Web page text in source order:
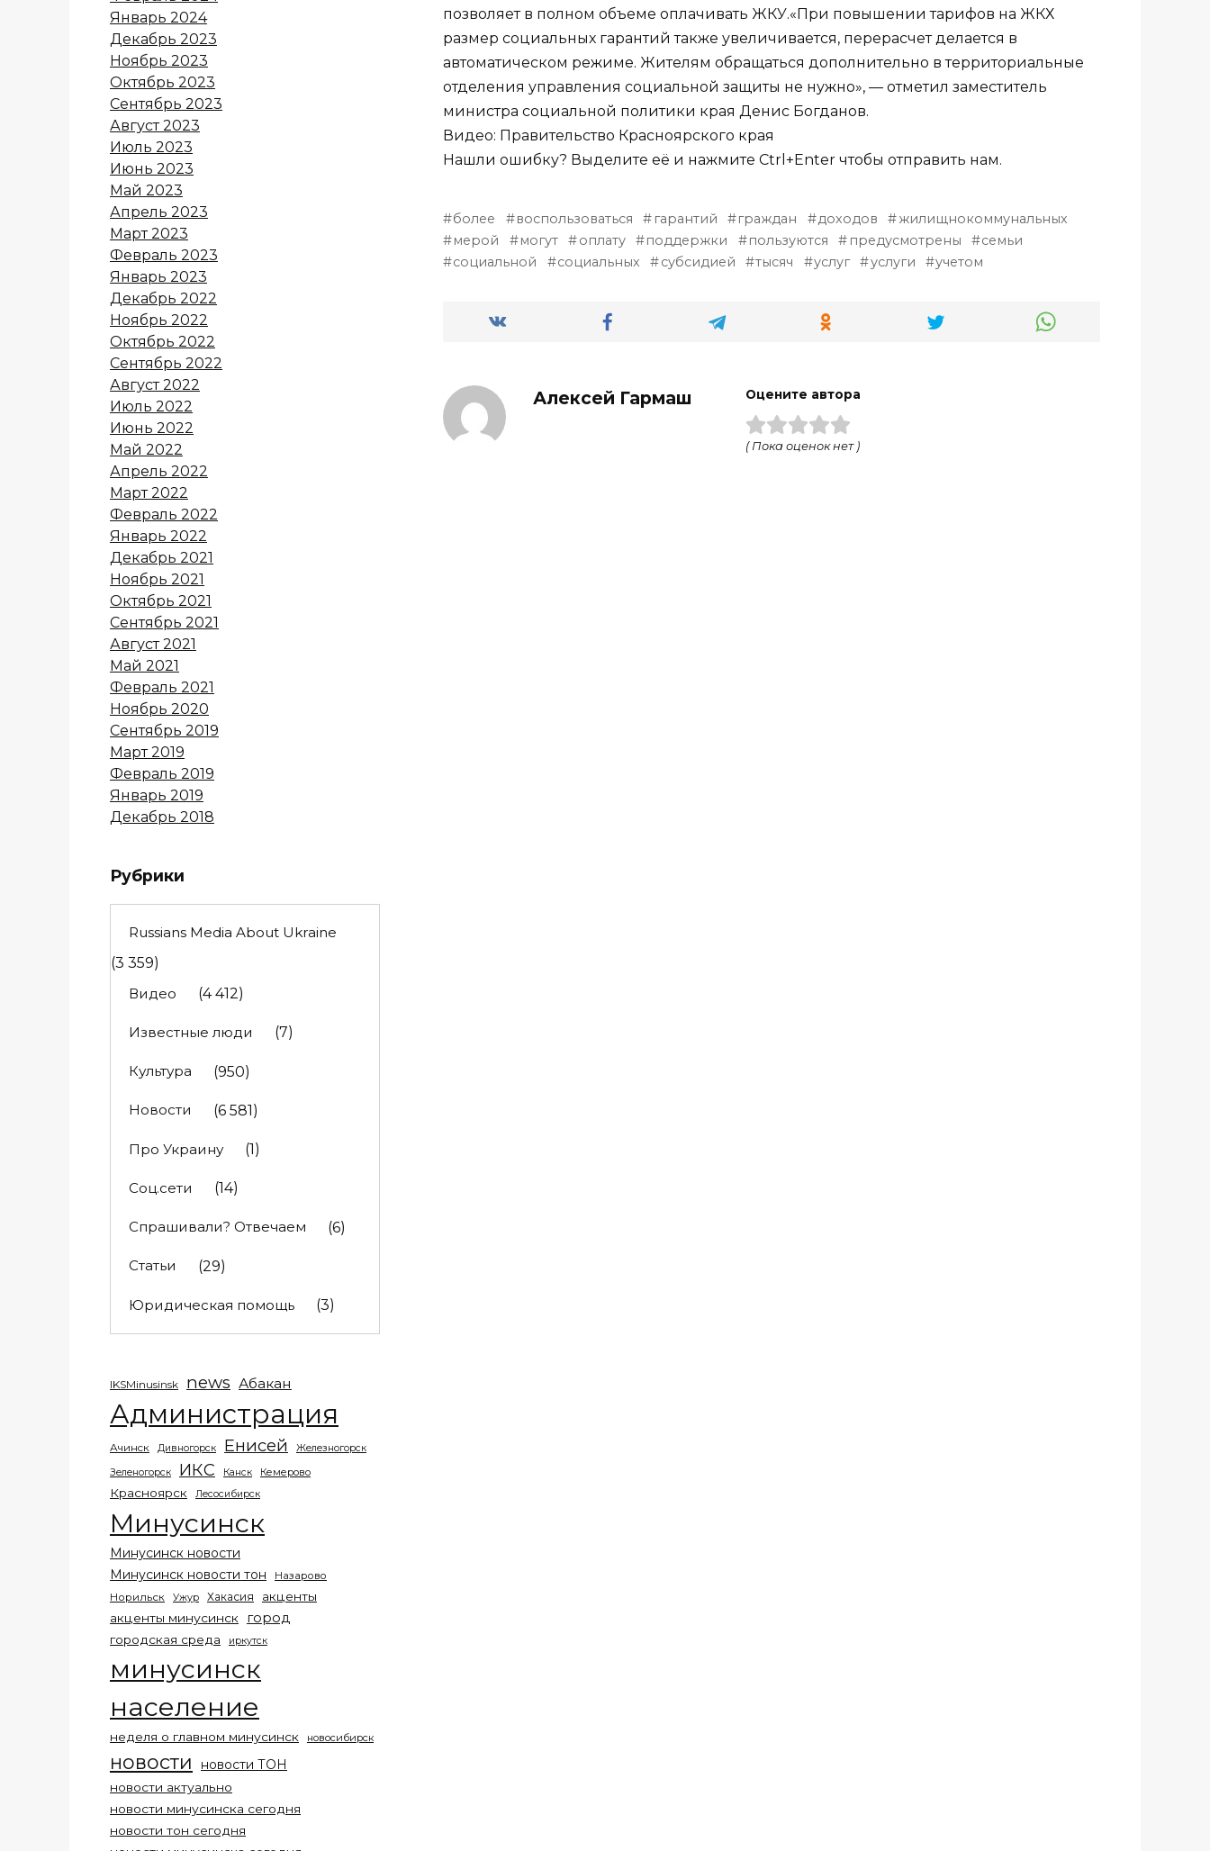
позволяет в полном объеме оплачивать ЖКУ.«При повышении тарифов на ЖКХ
размер социальных гарантий также увеличивается, перерасчет делается в
автоматическом режиме. Жителям обращаться дополнительно в территориальные
отделения управления социальной защиты не нужно», — отметил заместитель
министра социальной политики края Денис Богданов.
Видео: Правительство Красноярского края
Нашли ошибку? Выделите её и нажмите Ctrl+Enter чтобы отправить нам.
более воспользоваться гарантий граждан доходов
жилищнокоммунальных
мерой
могут оплату поддержки пользуются предусмотрены
семьи
социальной
социальных субсидией тысяч услуг услуги учетом
Алексей Гармаш Оцените автора
( Пока оценок нет )
Январь 2024
Декабрь 2023
Ноябрь 2023
Октябрь 2023
Сентябрь 2023
Август 2023
Июль 2023
Июнь 2023
Май 2023
Апрель 2023
Март 2023
Февраль 2023
Январь 2023
Декабрь 2022
Ноябрь 2022
Октябрь 2022
Сентябрь 2022
Август 2022
Июль 2022
Июнь 2022
Май 2022
Апрель 2022
Март 2022
Февраль 2022
Январь 2022
Декабрь 2021
Ноябрь 2021
Октябрь 2021
Сентябрь 2021
Август 2021
Май 2021
Февраль 2021
Ноябрь 2020
Сентябрь 2019
Март 2019
Февраль 2019
Январь 2019
Декабрь 2018
Рубрики
Russians Media About Ukraine
(3 359)
Видео
(4 412)
Известные люди (7)
Культура (950)
Новости (6 581)
Про Украину (1)
Соц.сети (14)
Спрашивали? Отвечаем (6)
Статьи (29)
Юридическая помощь (3)
IKSMinusinsk news Абакан
Администрация
Ачинск Дивногорск Енисей Железногорск
Зеленогорск ИКС Канск Кемерово
Красноярск Лесосибирск
Минусинск
Минусинск новости
Минусинск новости тон
Назарово
Норильск
Ужур Хакасия
акценты
акценты минусинск
город
городская среда иркутск
минусинск
население
неделя о главном минусинск новосибирск
новости новости ТОН
новости актуально
новости минусинска сегодня
новости тон сегодня